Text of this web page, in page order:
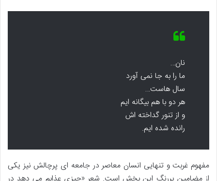
نان…
ما را به جا نمی آورد
سال هاست…
هر دو با هم بیگانه ایم
و از تنور گداخته اش
رانده شده ایم.
مفهوم غربت و تنهایی انسان معاصر در جامعه ای پرچالش نیز یکی